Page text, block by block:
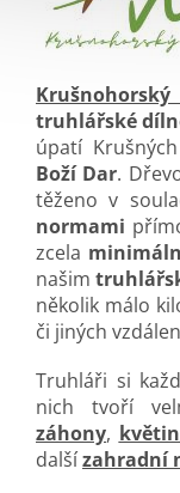
truhlářské
úpatí
Boží Dar.
těženo v
normami
zcela
našim
několik málo
či jiných
Truhláři si
nich tvoří
záhony,
dalšízahradní